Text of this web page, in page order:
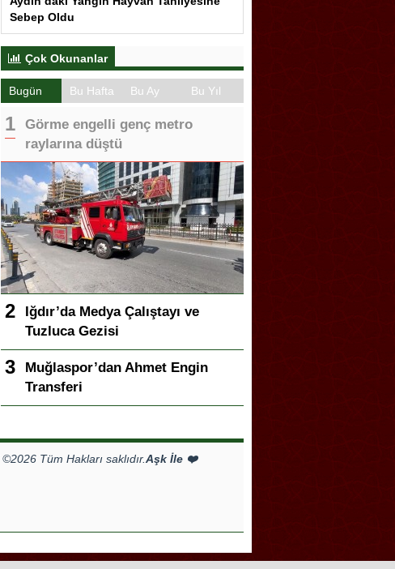
Sebep Oldu
Çok Okunanlar
Bugün Bu Hafta Bu Ay Bu Yıl
Görme engelli genç metro
raylarına düştü
Iğdır’da Medya Çalıştayı ve
Tuzluca Gezisi
Muğlaspor’dan Ahmet Engin
Transferi
©2026 Tüm Hakları saklıdır.Aşk İle ❤️